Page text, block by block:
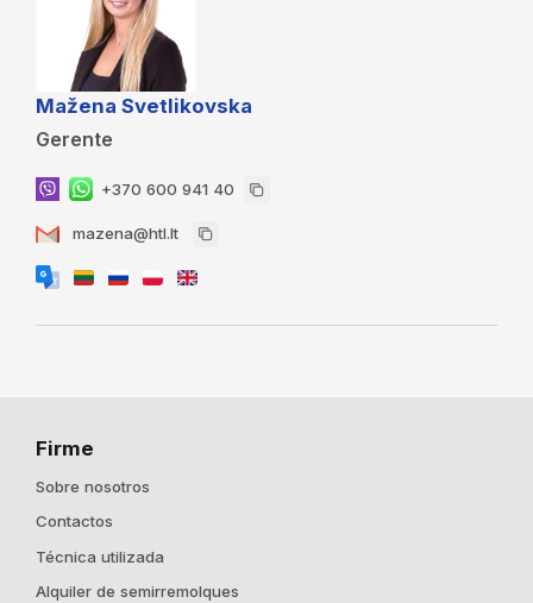
Mažena Svetlikovska
Gerente
+370 600 941 40
mazena@htl.lt
Firme
Sobre nosotros
Contactos
Técnica utilizada
Alquiler de semirremolques